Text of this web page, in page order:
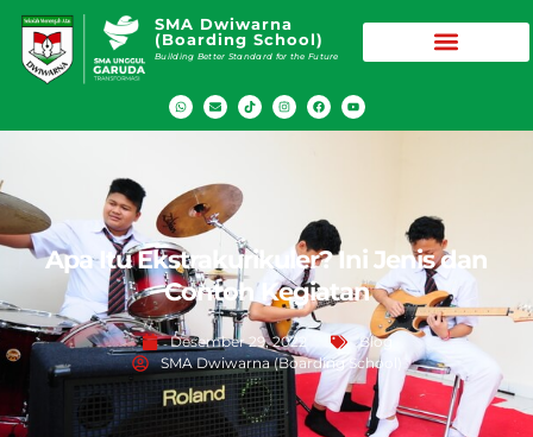
SMA Dwiwarna
(Boarding School)
Building Better Standard for the Future
Apa Itu Ekstrakurikuler? Ini Jenis dan
Contoh Kegiatan
Desember 29, 2022
Blog
SMA Dwiwarna (Boarding School)